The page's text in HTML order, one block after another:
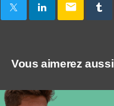
email
Vous aimerez aussi